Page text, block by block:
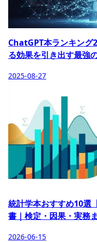
ChatGPT本ランキング
る効果を引き出す最強
2025-08-27
統計学本おすすめ10選
書｜検定・因果・実務ま
2026-06-15